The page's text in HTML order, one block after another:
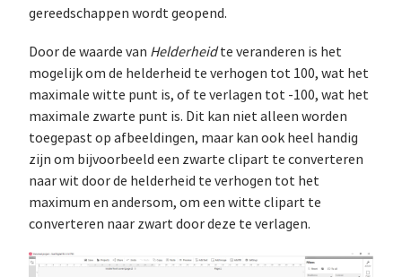
gereedschappen wordt geopend.
Door de waarde van Helderheidte veranderen is het
mogelijk om de helderheid te verhogen tot 100, wat het
maximale witte punt is, of te verlagen tot -100, wat het
maximale zwarte punt is. Dit kan niet alleen worden
toegepast op afbeeldingen, maar kan ook heel handig
zijn om bijvoorbeeld een zwarte clipart te converteren
naar wit door de helderheid te verhogen tot het
maximum en andersom, om een witte clipart te
converteren naar zwart door deze te verlagen.